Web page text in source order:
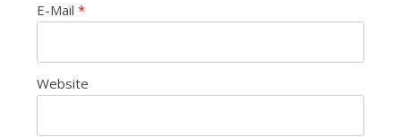
E-Mail *
Website